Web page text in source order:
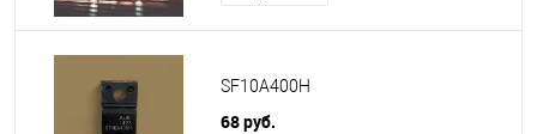
SF10A400H
68 руб.